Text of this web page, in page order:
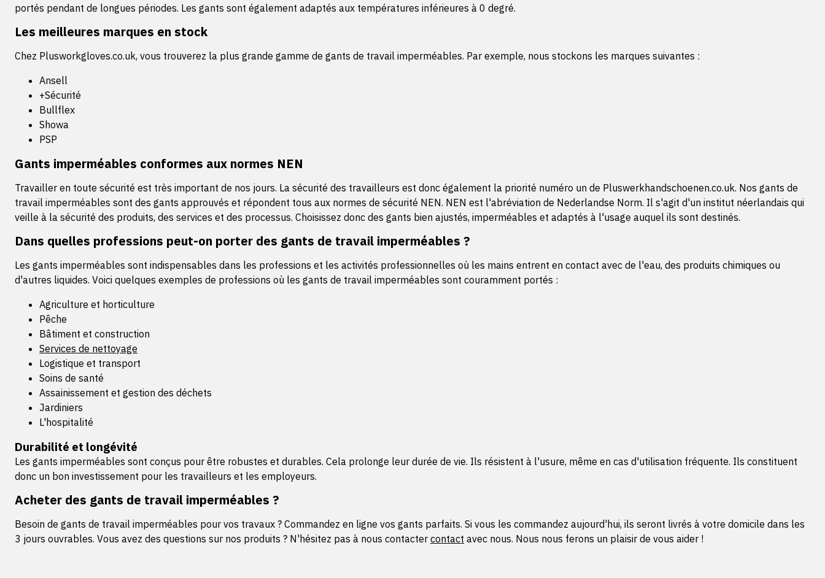
portés pendant de longues périodes. Les gants sont également adaptés aux températures inférieures à 0 degré.
Les meilleures marques en stock
Chez Plusworkgloves.co.uk, vous trouverez la plus grande gamme de gants de travail imperméables. Par exemple, nous stockons les marques suivantes :
Ansell
+Sécurité
Bullflex
Showa
PSP
Gants imperméables conformes aux normes NEN
Travailler en toute sécurité est très important de nos jours. La sécurité des travailleurs est donc également la priorité numéro un de Pluswerkhandschoenen.co.uk. Nos gants de
travail imperméables sont des gants approuvés et répondent tous aux normes de sécurité NEN. NEN est l'abréviation de Nederlandse Norm. Il s'agit d'un institut néerlandais qui
veille à la sécurité des produits, des services et des processus. Choisissez donc des gants bien ajustés, imperméables et adaptés à l'usage auquel ils sont destinés.
Dans quelles professions peut-on porter des gants de travail imperméables ?
Les gants imperméables sont indispensables dans les professions et les activités professionnelles où les mains entrent en contact avec de l'eau, des produits chimiques ou
d'autres liquides. Voici quelques exemples de professions où les gants de travail imperméables sont couramment portés :
Agriculture et horticulture
Pêche
Bâtiment et construction
Services de nettoyage
Logistique et transport
Soins de santé
Assainissement et gestion des déchets
Jardiniers
L'hospitalité
Durabilité et longévité
Les gants imperméables sont conçus pour être robustes et durables. Cela prolonge leur durée de vie. Ils résistent à l'usure, même en cas d'utilisation fréquente. Ils constituent
donc un bon investissement pour les travailleurs et les employeurs.
Acheter des gants de travail imperméables ?
Besoin de gants de travail imperméables pour vos travaux ? Commandez en ligne vos gants parfaits. Si vous les commandez aujourd'hui, ils seront livrés à votre domicile dans les
3 jours ouvrables. Vous avez des questions sur nos produits ? N'hésitez pas à nous contacter contact avec nous. Nous nous ferons un plaisir de vous aider !